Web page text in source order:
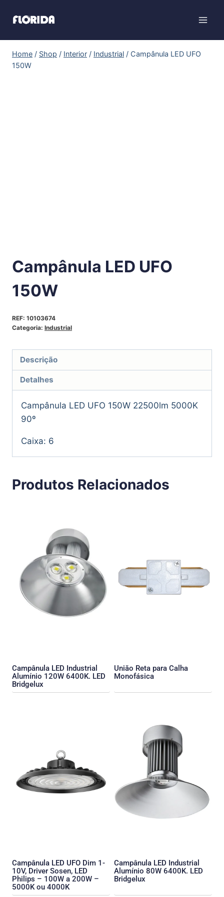
Home / Shop / Interior / Industrial / Campânula LED UFO
150W
Campânula LED UFO
150W
REF: 10103674
Categoria: Industrial
Descrição
Detalhes
Campânula LED UFO 150W 22500lm 5000K
90º
Caixa: 6
Produtos Relacionados
Campânula LED Industrial
Alumínio 120W 6400K. LED
Bridgelux
Uniăo Reta para Calha
Monofásica
Campânula LED UFO Dim 1-
10V, Driver Sosen, LED
Philips – 100W a 200W –
5000K ou 4000K
Campânula LED Industrial
Alumínio 80W 6400K. LED
Bridgelux